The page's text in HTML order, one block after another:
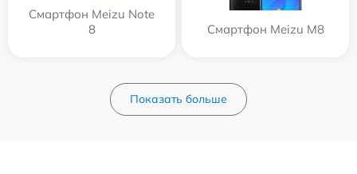
Смартфон Meizu Note
8
Смартфон Meizu M8
Показать больше